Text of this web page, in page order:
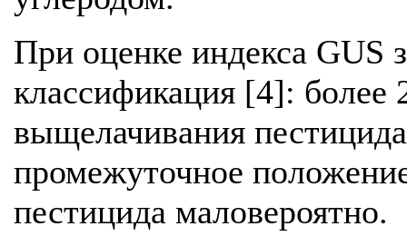
При оценке индекса GUS
классификация [4]: более
выщелачивания
промежуточное
пестицида маловероятно.